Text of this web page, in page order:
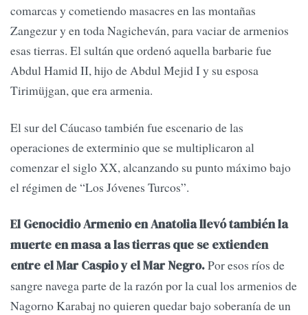
comarcas y cometiendo masacres en las montañas
Zangezur y en toda Nagicheván, para vaciar de armenios
esas tierras. El sultán que ordenó aquella barbarie fue
Abdul Hamid II, hijo de Abdul Mejid I y su esposa
Tirimüjgan, que era armenia.
El sur del Cáucaso también fue escenario de las
operaciones de exterminio que se multiplicaron al
comenzar el siglo XX, alcanzando su punto máximo bajo
el régimen de “Los Jóvenes Turcos”.
El Genocidio Armenio en Anatolia llevó también la
muerte en masa a las tierras que se extienden
entre el Mar Caspio y el Mar Negro.Por esos ríos de
sangre navega parte de la razón por la cual los armenios de
Nagorno Karabaj no quieren quedar bajo soberanía de un